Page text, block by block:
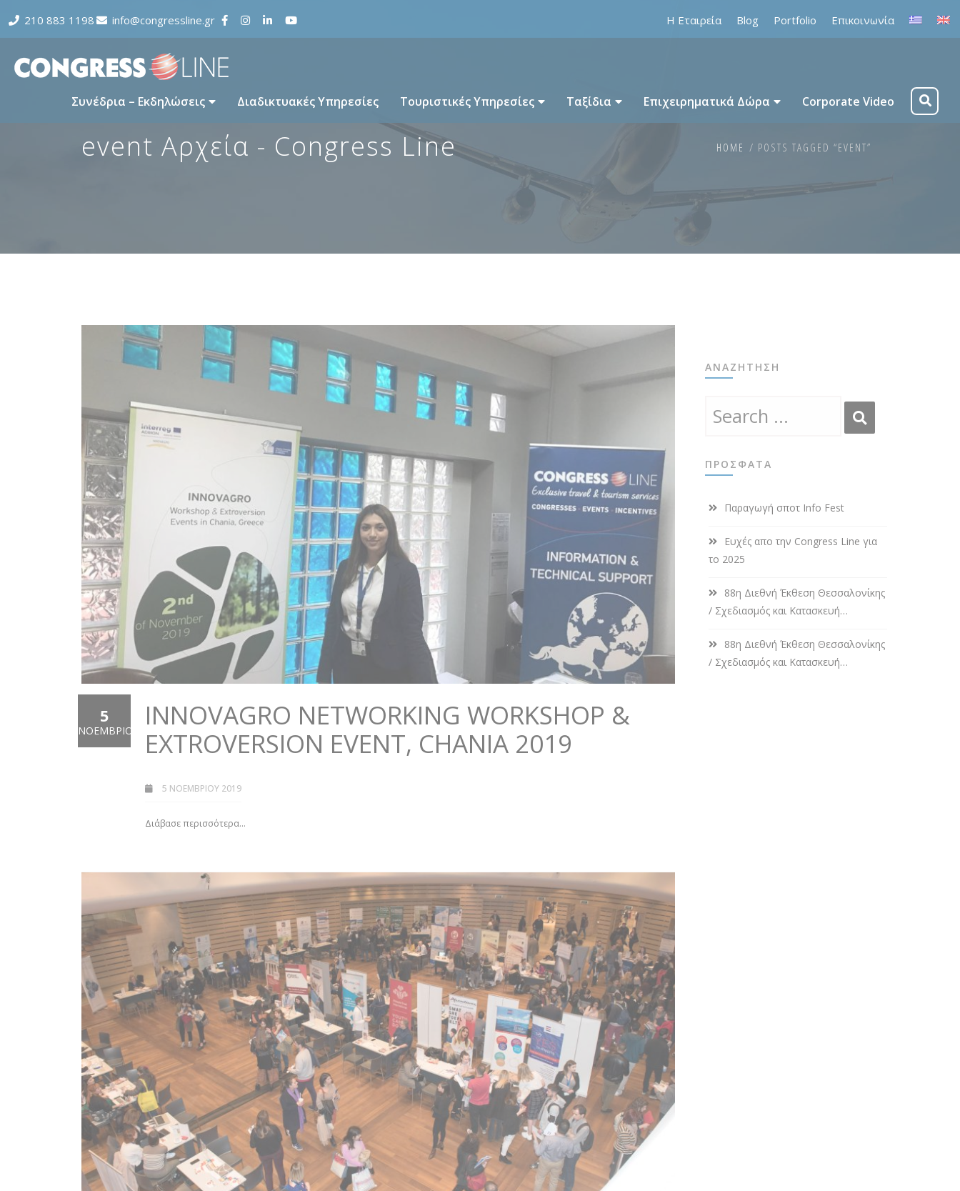
Η Εταιρεία Blog Portfolio Επικοινωνία
210 883 1198 info@congressline.gr
Συνέδρια – Εκδηλώσεις Διαδικτυακές Υπηρεσίες Τουριστικές Υπηρεσίες Ταξίδια Επιχειρηματικά Δώρα Corporate Video
event Αρχεία - Congress Line HOME POSTS TAGGED “EVENT”
INNOVAGRO NETWORKING WORKSHOP &
EXTROVERSION EVENT, CHANIA 2019
5 ΝΟΕΜΒΡΊΟΥ 2019
Διάβασε περισσότερα...
5
ΝΟΈΜΒΡΙΟΣ
ΑΝΑΖΉΤΗΣΗ
ΠΡΌΣΦΑΤΑ
Παραγωγή σποτ Info Fest
Ευχές απο την Congress Line για
το 2025
88η Διεθνή Έκθεση Θεσσαλονίκης
/ Σχεδιασμός και Κατασκευή
Επιμελητήριο Αθηνών
88η Διεθνή Έκθεση Θεσσαλονίκης
/ Σχεδιασμός και Κατασκευή